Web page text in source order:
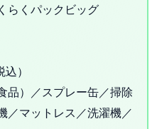
らくパックビッグ
）
品）／スプレー缶／掃除
／マットレス／洗濯機／